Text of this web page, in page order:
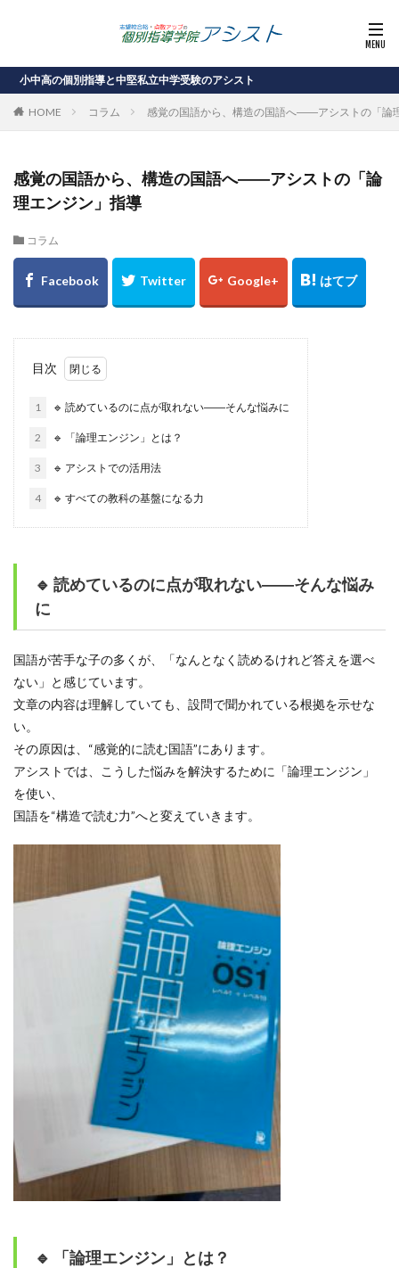
高の個別指導と中堅私立中学受験のアシスト
HOME コラム 感覚の国語から、構造の国語へ――アシストの「論
感覚の国語から、構造の国語へ――アシストの「論
理エンジン」指導
コラム
目次
1 🔹 読めているのに点が取れない――そんな悩みに
2 🔹 「論理エンジン」とは？
3 🔹 アシストでの活用法
4 🔹 すべての教科の基盤になる力
🔹 読めているのに点が取れない――そんな悩み
に
国語が苦手な子の多くが、「なんとなく読めるけれど答えを選べ
ない」と感じています。
文章の内容は理解していても、設問で聞かれている根拠を示せな
い。
その原因は、“感覚的に読む国語”にあります。
アシストでは、こうした悩みを解決するために「論理エンジン」
を使い、
国語を“構造で読む力”へと変えていきます。
🔹 「論理エンジン」とは？